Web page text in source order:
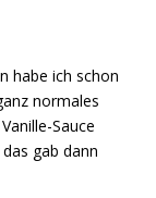
habe ich schon
normales
Sauce
gab dann